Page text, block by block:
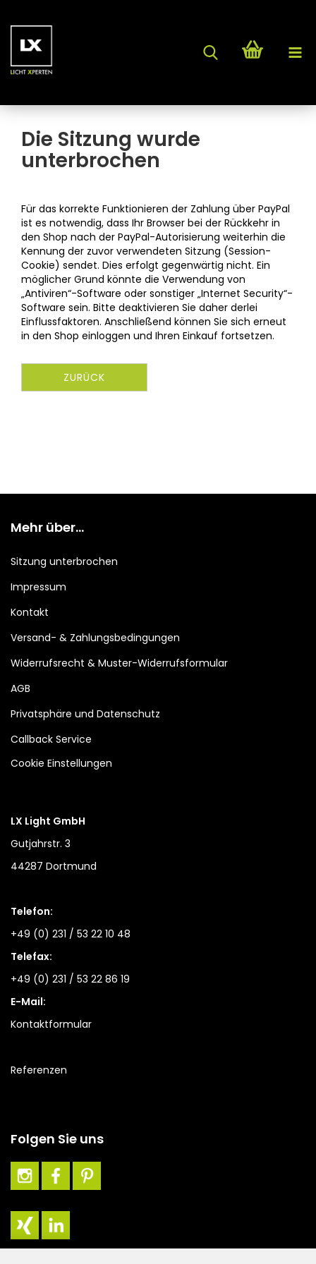
Die Sitzung wurde
unterbrochen
Für das korrekte Funktionieren der Zahlung über PayPal
ist es notwendig, dass Ihr Browser bei der Rückkehr in
den Shop nach der PayPal-Autorisierung weiterhin die
Kennung der zuvor verwendeten Sitzung (Session-
Cookie) sendet. Dies erfolgt gegenwärtig nicht. Ein
möglicher Grund könnte die Verwendung von
„Antiviren“-Software oder sonstiger „Internet Security“-
Software sein. Bitte deaktivieren Sie daher derlei
Einflussfaktoren. Anschließend können Sie sich erneut
in den Shop einloggen und Ihren Einkauf fortsetzen.
ZURÜCK
Mehr über...
Sitzung unterbrochen
Impressum
Kontakt
Versand- & Zahlungsbedingungen
Widerrufsrecht & Muster-Widerrufsformular
AGB
Privatsphäre und Datenschutz
Callback Service
Cookie Einstellungen
LX Light GmbH
Gutjahrstr. 3
44287 Dortmund
Telefon:
+49 (0) 231 / 53 22 10 48
Telefax:
+49 (0) 231 / 53 22 86 19
E-Mail:
Kontaktformular
Referenzen
Folgen Sie uns